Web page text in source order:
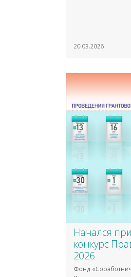
20.03.2026
​Начался
конкурс
2026
Фонд